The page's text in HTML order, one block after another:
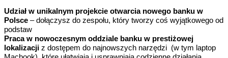
Udział w unikalnym projekcie otwarcia nowego banku w
Polsce – dołączysz do zespołu, który tworzy coś wyjątkowego od
podstaw
Praca w nowoczesnym oddziale banku w prestiżowej
lokalizacji z dostępem do najnowszych narzędzi (w tym laptop